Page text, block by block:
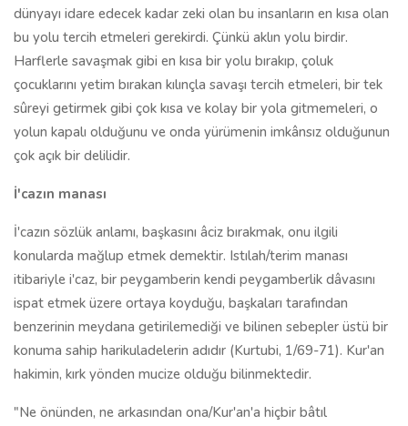
dünyayı idare edecek kadar zeki olan bu insanların en kısa olan
bu yolu tercih etmeleri gerekirdi. Çünkü aklın yolu birdir.
Harflerle savaşmak gibi en kısa bir yolu bırakıp, çoluk
çocuklarını yetim bırakan kılınçla savaşı tercih etmeleri, bir tek
sûreyi getirmek gibi çok kısa ve kolay bir yola gitmemeleri, o
yolun kapalı olduğunu ve onda yürümenin imkânsız olduğunun
çok açık bir delilidir.
İ'cazın manası
İ'cazın sözlük anlamı, başkasını âciz bırakmak, onu ilgili
konularda mağlup etmek demektir. Istılah/terim manası
itibariyle i'caz, bir peygamberin kendi peygamberlik dâvasını
ispat etmek üzere ortaya koyduğu, başkaları tarafından
benzerinin meydana getirilemediği ve bilinen sebepler üstü bir
konuma sahip harikuladelerin adıdır (Kurtubi, 1/69-71). Kur'an
hakimin, kırk yönden mucize olduğu bilinmektedir.
"Ne önünden, ne arkasından ona/Kur'an'a hiçbir bâtıl